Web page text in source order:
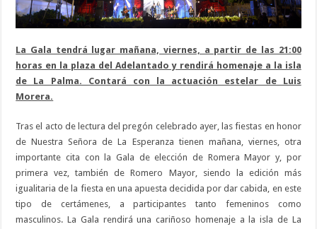
La Gala tendrá lugar mañana, viernes, a partir de las 21:00
horas en la plaza del Adelantado y rendirá homenaje a la isla
de La Palma. Contará con la actuación estelar de Luis
Morera.
Tras el acto de lectura del pregón celebrado ayer, las fiestas en honor
de Nuestra Señora de La Esperanza tienen mañana, viernes, otra
importante cita con la Gala de elección de Romera Mayor y, por
primera vez, también de Romero Mayor, siendo la edición más
igualitaria de la fiesta en una apuesta decidida por dar cabida, en este
tipo de certámenes, a participantes tanto femeninos como
masculinos. La Gala rendirá una cariñoso homenaje a la isla de La